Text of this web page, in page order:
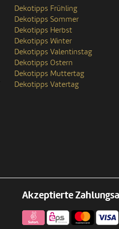
Dekotipps Frühling
Dekotipps Sommer
Dekotipps Herbst
Dekotipps Winter
Dekotipps Valentinstag
Dekotipps Ostern
Dekotipps Muttertag
Dekotipps Vatertag
Akzeptierte